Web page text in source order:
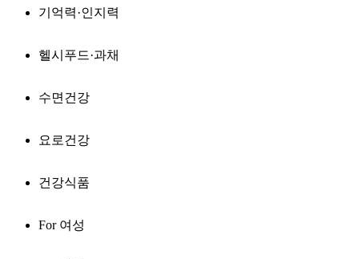
기억력·인지력
헬시푸드·과채
수면건강
요로건강
건강식품
For 여성